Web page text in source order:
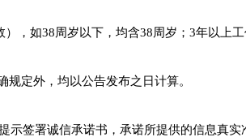
），如38周岁以下，均含38周岁；3年以上
定外，均以公告发布之日计算。
署诚信承诺书，承诺所提供的信息真实